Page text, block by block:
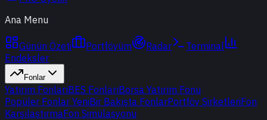
Ana Menu
Günün Özeti Portföyüm Radar
Terminal
Endeksler
Fonlar
Yatırım FonlarıBES FonlarıBorsa Yatırım Fonu
Popüler Fonlar YeniBir Bakışta FonlarPortföy ŞirketleriFon
KarşılaştırmaFon Simülasyonu